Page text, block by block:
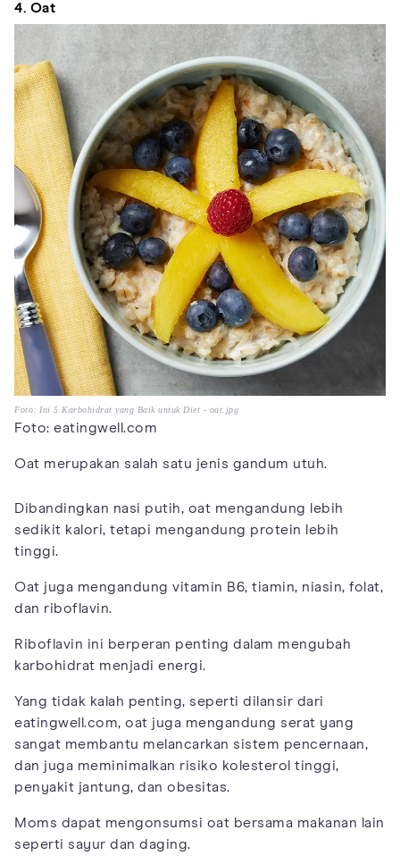
4. Oat
Foto: Ini 5 Karbohidrat yang Baik untuk Diet - oat.jpg
Foto: eatingwell.com
Oat merupakan salah satu jenis gandum utuh.
Dibandingkan nasi putih, oat mengandung lebih
sedikit kalori, tetapi mengandung protein lebih
tinggi.
Oat juga mengandung vitamin B6, tiamin, niasin, folat,
dan riboflavin.
Riboflavin ini berperan penting dalam mengubah
karbohidrat menjadi energi.
Yang tidak kalah penting, seperti dilansir dari
eatingwell.com, oat juga mengandung serat yang
sangat membantu melancarkan sistem pencernaan,
dan juga meminimalkan risiko kolesterol tinggi,
penyakit jantung, dan obesitas.
Moms dapat mengonsumsi oat bersama makanan lain
seperti sayur dan daging.